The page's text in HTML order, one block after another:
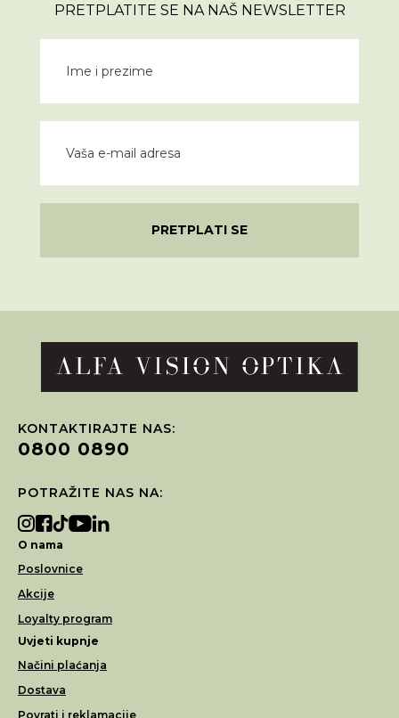
PRETPLATITE SE NA NAŠ NEWSLETTER
PRETPLATI SE
KONTAKTIRAJTE NAS:
0800 0890
POTRAŽITE NAS NA:
O nama
Poslovnice
Akcije
Loyalty program
Uvjeti kupnje
Načini plaćanja
Dostava
Povrati i reklamacije